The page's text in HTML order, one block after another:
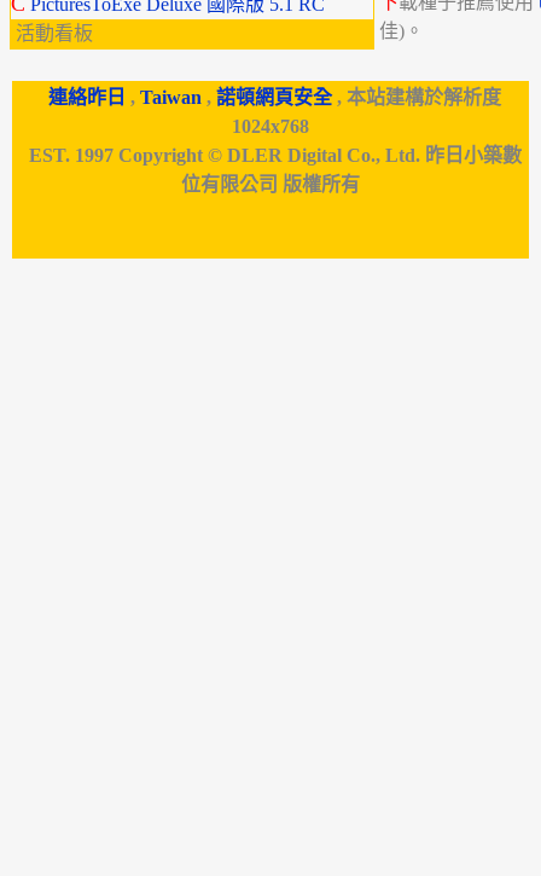
PicturesToExe Deluxe 國際版 5.1 RC
活動看板
佳)。
連絡昨日 , Taiwan , 諾頓網頁安全, 本站建構於解析度
1024x768
EST. 1997 Copyright © DLER Digital Co., Ltd. 昨日小築數
位有限公司 版權所有